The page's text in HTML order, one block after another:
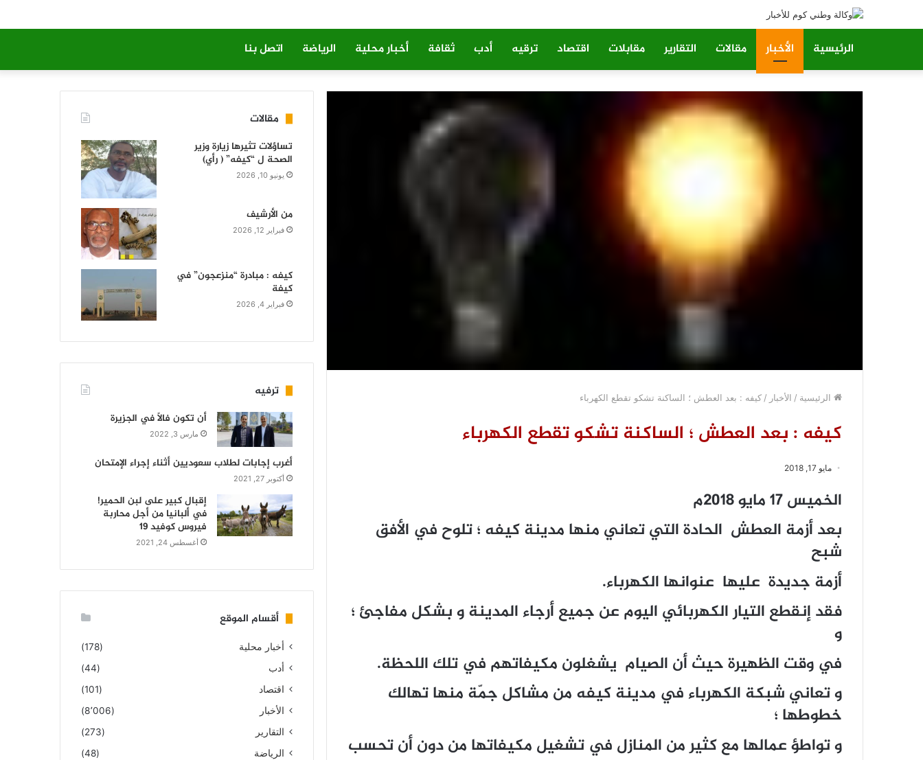
الرئيسية الأخبار مقالات التقارير مقابلات اقتصاد ترقيه أدب ثقافة أخبار محلية الرياضة اتصل بنا
الرئيسية / الأخبار / كيفه : بعد العطش ؛ الساكنة تشكو تقطع الكهرباء
كيفه : بعد العطش ؛ الساكنة تشكو تقطع الكهرباء
مايو 17, 2018
الخميس 17 مايو 2018م
بعد أزمة العطش الحادة التي تعاني منها مدينة كيفه ؛ تلوح في الأفق
شبح
أزمة جديدة عليها عنوانها الكهرباء.
فقد إنقطع التيار الكهربائي اليوم عن جميع أرجاء المدينة و بشكل مفاجئ ؛
و
في وقت الظهيرة حيث أن الصيام يشغلون مكيفاتهم في تلك اللحظة.
و تعاني شبكة الكهرباء في مدينة كيفه من مشاكل جمّة منها تهالك
خطوطها ؛
و تواطؤ عمالها مع كثير من المنازل في تشغيل مكيفاتها من دون أن تحسب
مقالات
تساؤلات تثيرها زيارة وزير
الصحة ل “كيفه” ( رأي)
يونيو 10, 2026
من الأرشيف
فبراير 12, 2026
كيفه : مبادرة “منزعجون” في
كيفة
فبراير 4, 2026
ترفيه
أن تكون فالاً في الجزيرة
مارس 3, 2022
أغرب إجابات لطلاب سعوديين أثناء إجراء الإمتحان
أكتوبر 27, 2021
إقبال كبير على لبن الحمير!
في ألبانيا من أجل محاربة
فيروس كوفيد 19
أغسطس 24, 2021
أقسام الموقع
أخبار محلية
(178)
أدب
(44)
اقتصاد
(101)
الأخبار
(8٬006)
التقارير
(273)
الرياضة
(48)